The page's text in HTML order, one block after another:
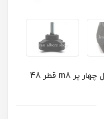
پیچ خروسکی نری پلاستیکی مدل چهار پر m8 قطر 48